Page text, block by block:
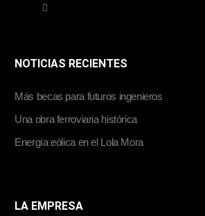
NOTICIAS RECIENTES
Más becas para futuros ingenieros
Una obra ferroviaria histórica
Energía eólica en el Lola Mora
LA EMPRESA